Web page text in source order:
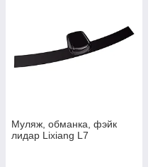
Муляж, обманка, фэйк
лидар Lixiang L7